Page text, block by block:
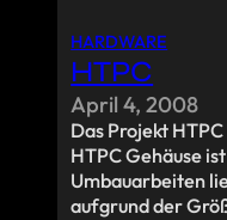
HARDWARE
HTPC
April 4, 2008
Das Projekt
HTPC Gehäuse
Umbauarbeiten
aufgrund der